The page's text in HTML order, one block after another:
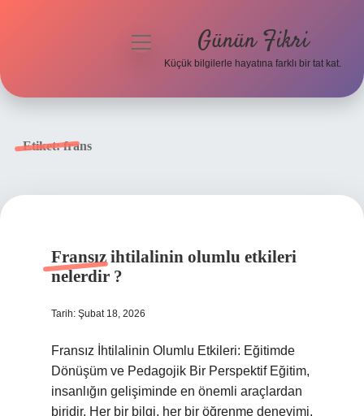
menüyü
Günün Fikri
Küçük bilgilerle hayatına farklı bir tat kat.
Etiket:frans
Fransız ihtilalinin olumlu etkileri
nelerdir ?
Tarih: Şubat 18, 2026
Fransız İhtilalinin Olumlu Etkileri: Eğitimde
Dönüşüm ve Pedagojik Bir Perspektif Eğitim,
insanlığın gelişiminde en önemli araçlardan
biridir. Her bir bilgi, her bir öğrenme deneyimi,